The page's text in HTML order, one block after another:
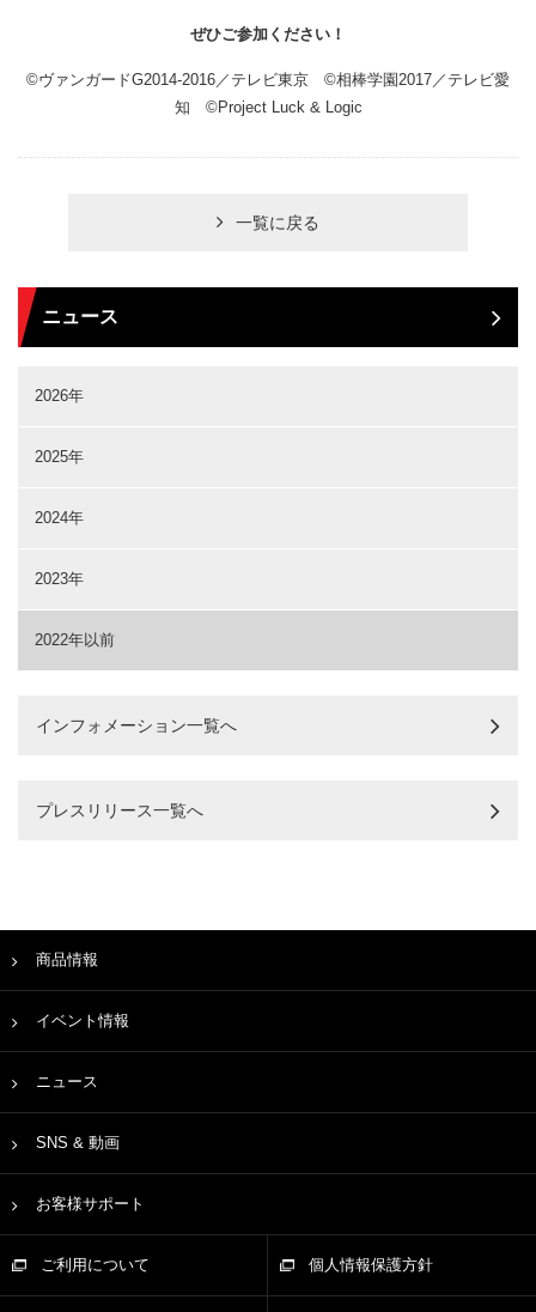
ぜひご参加ください！
©ヴァンガードG2014-2016／テレビ東京 ©相棒学園2017／テレビ愛
知 ©Project Luck & Logic
一覧に戻る
ニュース
2026年
2025年
2024年
2023年
2022年以前
インフォメーション一覧へ
プレスリリース一覧へ
商品情報
イベント情報
ニュース
SNS & 動画
お客様サポート
ご利用について 個人情報保護方針